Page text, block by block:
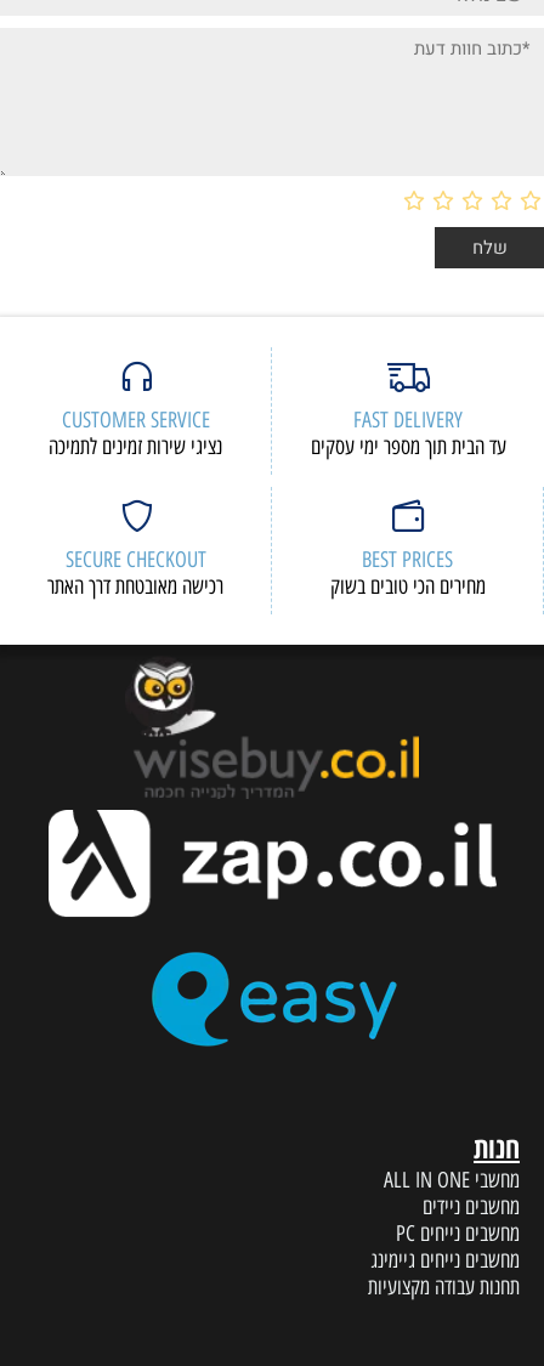
FAST DELIVERY
עד הבית תוך מספר ימי עסקים
CUSTOMER SERVICE
נציגי שירות זמינים לתמיכה
BEST PRICES
מחירים הכי טובים בשוק
SECURE CHECKOUT
רכישה מאובטחת דרך האתר
חנות
מחשבי ALL IN ONE
מחשבים ניידים
מחשבים נייחים PC
מחשבים נייחים גיימינג
תחנות עבודה מקצועיות